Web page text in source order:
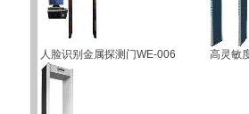
人脸识别金属探测门WE-006 高灵敏